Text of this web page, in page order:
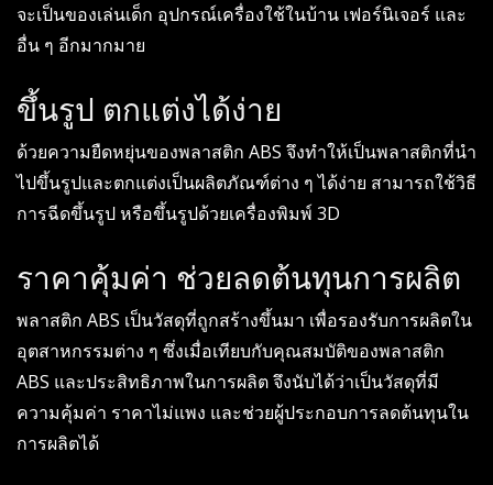
จะเป็นของเล่นเด็ก อุปกรณ์เครื่องใช้ในบ้าน เฟอร์นิเจอร์ และ
อื่น ๆ อีกมากมาย
ขึ้นรูป ตกแต่งได้ง่าย
ด้วยความยืดหยุ่นของพลาสติก ABS จึงทำให้เป็นพลาสติกที่นำ
ไปขึ้นรูปและตกแต่งเป็นผลิตภัณฑ์ต่าง ๆ ได้ง่าย สามารถใช้วิธี
การฉีดขึ้นรูป หรือขึ้นรูปด้วยเครื่องพิมพ์ 3D
ราคาคุ้มค่า ช่วยลดต้นทุนการผลิต
พลาสติก ABS เป็นวัสดุที่ถูกสร้างขึ้นมา เพื่อรองรับการผลิตใน
อุตสาหกรรมต่าง ๆ ซึ่งเมื่อเทียบกับคุณสมบัติของพลาสติก
ABS และประสิทธิภาพในการผลิต จึงนับได้ว่าเป็นวัสดุที่มี
ความคุ้มค่า ราคาไม่แพง และช่วยผู้ประกอบการลดต้นทุนใน
การผลิตได้